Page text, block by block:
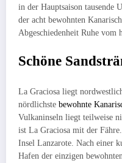
in der Hauptsaison tausende
der acht bewohnten
Abgeschiedenheit Ruhe vom
Schöne
La Graciosa liegt
nördlichste bewohnte
Vulkaninseln liegt teilweise
ist La Graciosa mit der
Insel Lanzarote. Nach einer
Hafen der einzigen